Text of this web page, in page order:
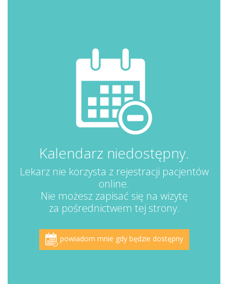
Kalendarz niedostępny.
Lekarz nie korzysta z rejestracji pacjentów
online.
Nie możesz zapisać się na wizytę
za pośrednictwem tej strony.
powiadom mnie gdy będzie dostępny